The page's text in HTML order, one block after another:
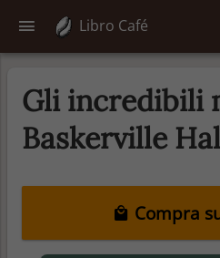
Libro Café
Gli incredibili
Baskerville
Compra